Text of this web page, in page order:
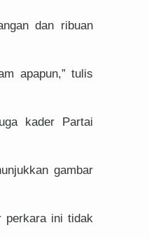
dan ribuan
apapun,” tulis
kader Partai
gambar
perkara ini tidak